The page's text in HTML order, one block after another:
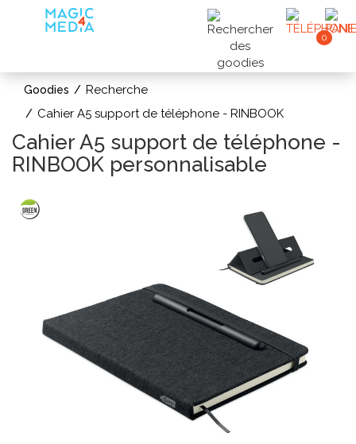
0
Goodies
Recherche
Cahier A5 support de téléphone - RINBOOK
Cahier A5 support de téléphone -
RINBOOK personnalisable